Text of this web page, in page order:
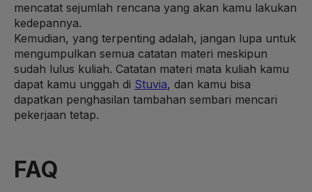
mencatat sejumlah rencana yang akan kamu lakukan
kedepannya.
Kemudian, yang terpenting adalah, jangan lupa untuk
mengumpulkan semua catatan materi meskipun
sudah lulus kuliah. Catatan materi mata kuliah kamu
dapat kamu unggah di Stuvia, dan kamu bisa
dapatkan penghasilan tambahan sembari mencari
pekerjaan tetap.
FAQ